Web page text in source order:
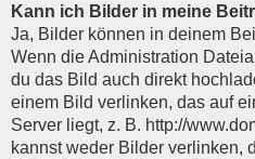
Kann ich Bilder in meine
Ja, Bilder können in deinem
Wenn die Administration
du das Bild auch direkt
einem Bild verlinken, das auf
Server liegt, z. B. http://
kannst weder Bilder verlinken,